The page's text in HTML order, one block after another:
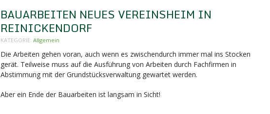
BAUARBEITEN NEUES VEREINSHEIM IN
REINICKENDORF
KATEGORIE: Allgemein
Die Arbeiten gehen voran, auch wenn es zwischendurch immer mal ins Stocken
gerät. Teilweise muss auf die Ausführung von Arbeiten durch Fachfirmen in
Abstimmung mit der Grundstücksverwaltung gewartet werden.
Aber ein Ende der Bauarbeiten ist langsam in Sicht!